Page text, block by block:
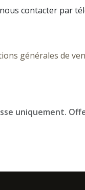
contacter par
générales de
uniquement.